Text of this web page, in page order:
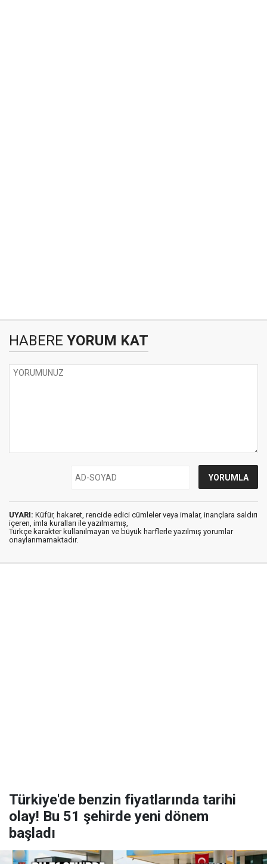
HABERE YORUM KAT
UYARI: Küfür, hakaret, rencide edici cümleler veya imalar, inançlara saldırı
içeren, imla kuralları ile yazılmamış,
Türkçe karakter kullanılmayan ve büyük harflerle yazılmış yorumlar
onaylanmamaktadır.
Türkiye'de benzin fiyatlarında tarihi
olay! Bu 51 şehirde yeni dönem
başladı